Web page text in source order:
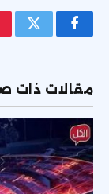
فيسبوكتويتر
مقالات ذات